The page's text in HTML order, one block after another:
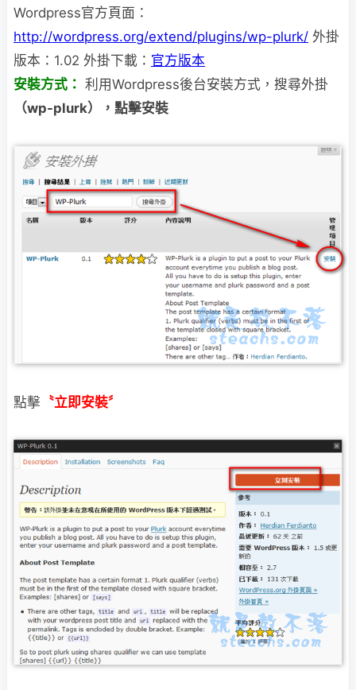
Wordpress官方頁面：
http://wordpress.org/extend/plugins/wp-plurk/ 外掛
版本：1.02 外掛下載： 官方版本
安裝方式： 利用Wordpress後台安裝方式，搜尋外掛
（wp-plurk），點擊安裝
點擊 〝立即安裝〞